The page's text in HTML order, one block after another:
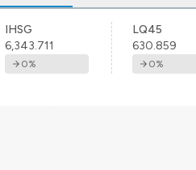
IHSG
6,343.711
0%
LQ45
630.859
0%